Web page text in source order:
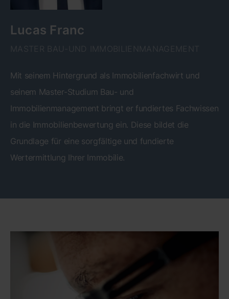
Lucas Franc
Mit seinem Hintergrund als Immobilienfachwirt und
seinem Master-Studium Bau- und
Immobilienmanagement bringt er fundiertes Fachwissen
in die Immobilienbewertung ein. Diese bildet die
Grundlage für eine sorgfältige und fundierte
Wertermittlung Ihrer Immobilie.